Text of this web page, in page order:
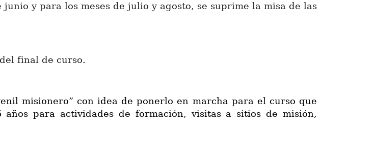
y para los meses de julio y agosto, se suprime la misa de las
final de curso.
misionero” con idea de ponerlo en marcha para el curso que
para actividades de formación, visitas a sitios de misión,